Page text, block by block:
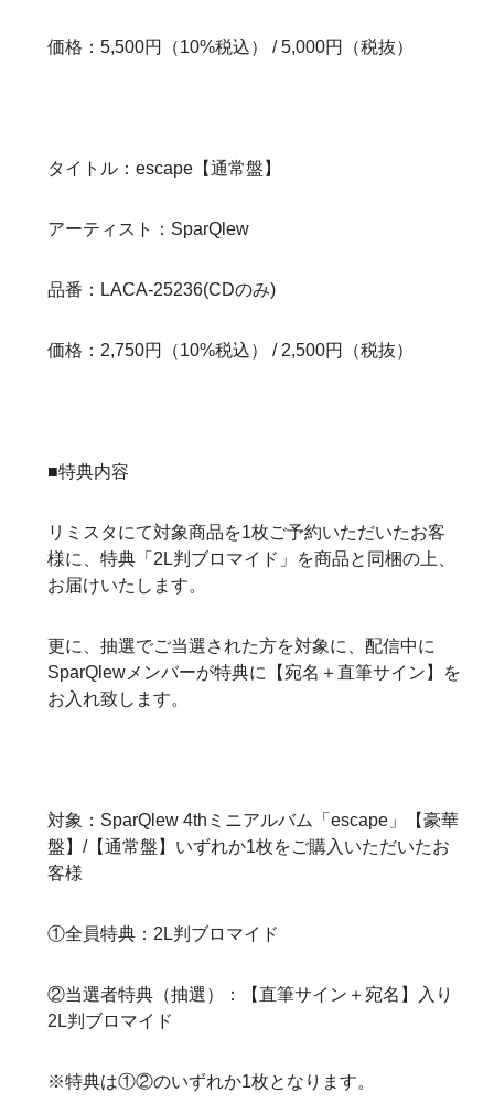
価格：5,500円（10%税込） / 5,000円（税抜）
タイトル：escape【通常盤】
アーティスト：SparQlew
品番：LACA-25236(CDのみ)
価格：2,750円（10%税込） / 2,500円（税抜）
■特典内容
リミスタにて対象商品を1枚ご予約いただいたお客
様に、特典「2L判ブロマイド」を商品と同梱の上、
お届けいたします。
更に、抽選でご当選された方を対象に、配信中に
SparQlewメンバーが特典に【宛名＋直筆サイン】を
お入れ致します。
対象：SparQlew 4thミニアルバム「escape」【豪華
盤】/【通常盤】いずれか1枚をご購入いただいたお
客様
①全員特典：2L判ブロマイド
②当選者特典（抽選）：【直筆サイン＋宛名】入り
2L判ブロマイド
※特典は①②のいずれか1枚となります。